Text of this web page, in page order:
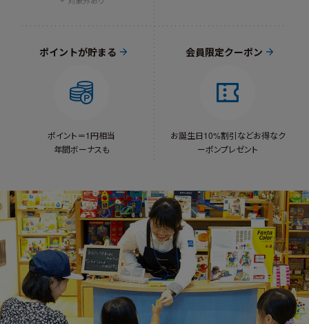
ポイントが貯まる
ポイント＝1円相当
年間ボーナスも
会員限定クーポン
お誕生日10%割引などお得なク
ーポンプレゼント